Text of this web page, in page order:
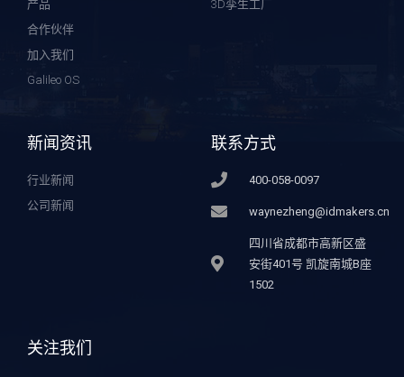
产品
合作伙伴
加入我们
Galileo OS
3D孪生工厂
新闻资讯
行业新闻
公司新闻
联系方式
400-058-0097
waynezheng@idmakers.cn
四川省成都市高新区盛
安街401号 凯旋南城B座
1502
关注我们